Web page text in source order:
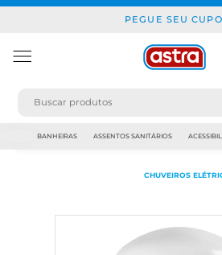
PEGUE SEU
BANHEIRAS ASSENTOS SANITÁRIOS
CHUVEIROS